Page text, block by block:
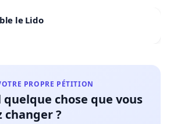
le Lido
PROPRE PÉTITION
quelque chose que vous
changer ?